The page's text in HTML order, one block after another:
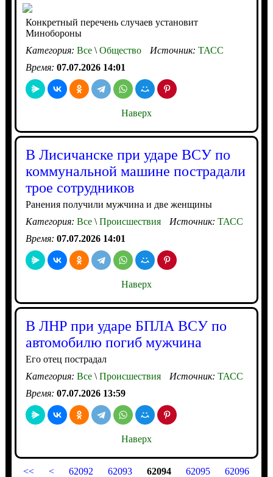
Конкретный перечень случаев установит
Минобороны
Категория: Все\Общество Источник: ТАСС
Время: 07.07.2026 14:01
Наверх
В Лисичанске при ударе ВСУ по
коммунальной машине пострадали
трое сотрудников
Ранения получили мужчина и две женщины
Категория: Все\Происшествия Источник: ТАСС
Время: 07.07.2026 14:01
Наверх
В ЛНР при ударе БПЛА ВСУ по
автомобилю погиб мужчина
Его отец пострадал
Категория: Все\Происшествия Источник: ТАСС
Время: 07.07.2026 13:59
Наверх
<< < 62092 62093 62094 62095 62096